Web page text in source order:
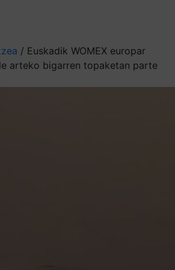
/ Euskadik WOMEX europar
arteko bigarren topaketan parte